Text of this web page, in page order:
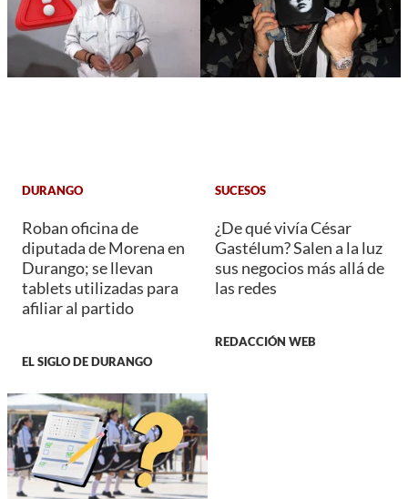
DURANGO
Roban oficina de
diputada de Morena en
Durango; se llevan
tablets utilizadas para
afiliar al partido
EL SIGLO DE DURANGO
SUCESOS
¿De qué vivía César
Gastélum? Salen a la luz
sus negocios más allá de
las redes
REDACCIÓN WEB